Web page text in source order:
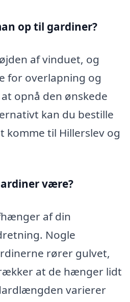
op til gardiner?
af vinduet, og
for overlapning og
opnå den ønskede
kan du bestille
komme til Hillerslev og
være?
af din
Nogle
rører gulvet,
at de hænger lidt
varierer